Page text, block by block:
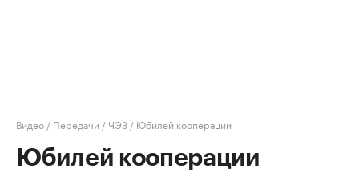
Видео / Передачи /ЧЭЗ / Юбилей кооперации
Юбилей кооперации